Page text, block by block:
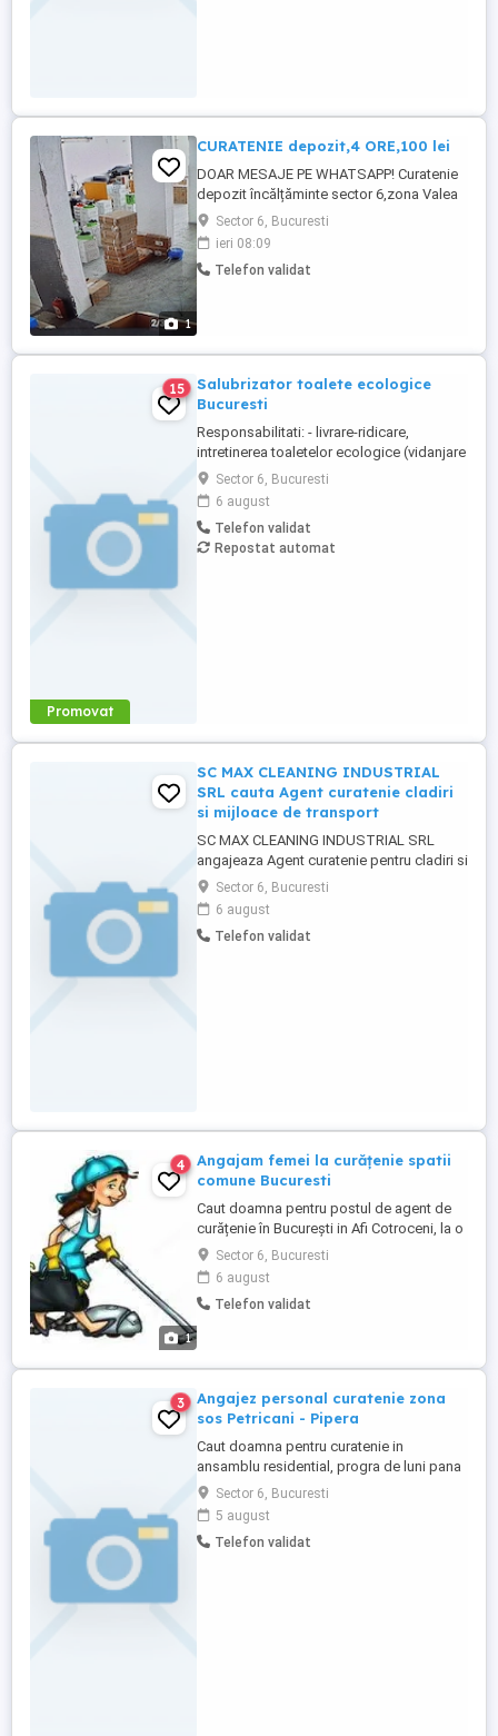
1
CURATENIE depozit,4 ORE,100 lei
DOAR MESAJE PE WHATSAPP! Curatenie
depozit încălțăminte sector 6,zona Valea
Cascadelor,4 ore pe zi,100 lei,part time(1-2
zile pe săptămână),vârsta minim 30
ani,domiciliul in sectorul 6. DOAR MESAJE
WHATSAPP!
Sector 6, Bucuresti
ieri 08:09
Telefon validat
Promovat
15
Salubrizator toalete ecologice
Bucuresti
Responsabilitati: - livrare-ridicare,
intretinerea toaletelor ecologice (vidanjare
,spalare interior-exterior, completare
consumabile) cu autovidanje de 3.5T,
echipaj format din sofer si salubrizator
Oferta: - contract de munca pe durata
nedeterminata - 2850 lei salariu net - 800
Sector 6, Bucuresti
6 august
Telefon validat
Repostat automat
SC MAX CLEANING INDUSTRIAL
SRL cauta Agent curatenie cladiri
si mijloace de transport
SC MAX CLEANING INDUSTRIAL SRL
angajeaza Agent curatenie pentru cladiri si
mijloace de transport cod cor 515302
Responsabilitati: * Curatenia si intretinerea
spatiilor interioare si exterioare ale
cladirilor. * Curatarea si igienizarea
Sector 6, Bucuresti
6 august
Telefon validat
1
4
Angajam femei la curățenie spatii
comune Bucuresti
Caut doamna pentru postul de agent de
curățenie în București in Afi Cotroceni, la o
cladire de birouri. Curatenia presupune
spatiile publice comune - receptie, bai
comune, lifturi, etc. ATENTIE! Nu facem
curatenie in birouri. Program de zi, 06:00-
Sector 6, Bucuresti
6 august
Telefon validat
3
Angajez personal curatenie zona
sos Petricani - Pipera
Caut doamna pentru curatenie in
ansamblu residential, progra de luni pana
vineri, 8 ore zi . Nu se lucreaza cu zona de
gunoi menajer.
Sector 6, Bucuresti
5 august
Telefon validat